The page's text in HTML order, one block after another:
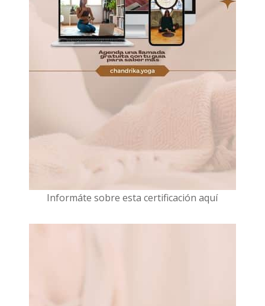
Informáte sobre esta certificación aquí